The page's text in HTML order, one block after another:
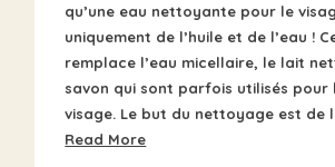
qu’une eau nettoyante pour le
uniquement de l’huile et de l’eau !
remplace l’eau micellaire, le lait
savon qui sont parfois utilisés
visage. Le but du nettoyage est de
Read More